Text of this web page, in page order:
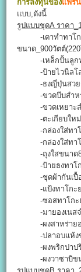
การลงทุนของแฟร
แบบ,ดังนี้
รูปแบบชุดA ราคา
-เตาทำทาโกะ
ขนาด_900วัตต์
-เหล็กปั้นลูกทา
-ป้ายไวนีลโลโ
-ธงญี่ปุ่นสวยๆ
-ขวดบีบสำหรั
-ขวดเหยาะสำ
-ตะเกียบใหม่
-กล่องใส่ทาโกะ
-กล่องใส่ทาโก
-ถุงใสขนาด8
-ป้ายธงทาโกะ
-ชุดผ้ากันเปื้อน
-แป้งทาโกะยา
-ซอสทาโกะยา
-มายองเนสจ
-ผงสาหร่ายอา
-ปลาอบแห้งขน
-ผงพริกปาปริก้
-ผงวาซาบิขนา